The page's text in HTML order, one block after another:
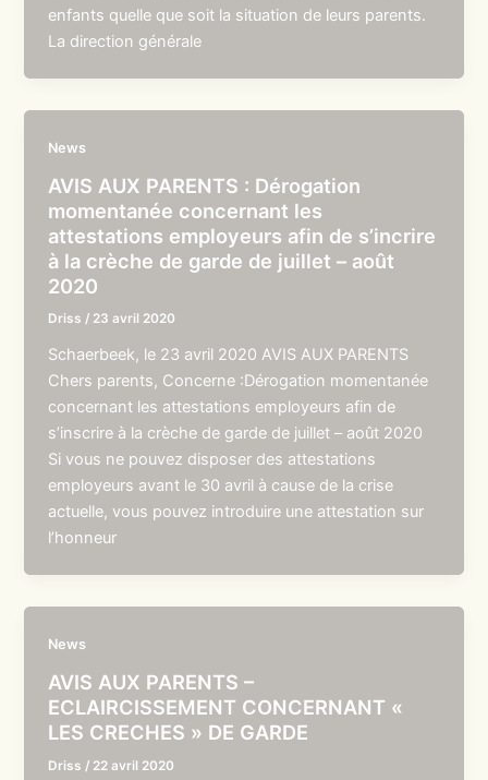
enfants quelle que soit la situation de leurs parents.
La direction générale
News
AVIS AUX PARENTS : Dérogation
momentanée concernant les
attestations employeurs afin de s’incrire
à la crèche de garde de juillet – août
2020
Driss / 23 avril 2020
Schaerbeek, le 23 avril 2020 AVIS AUX PARENTS
Chers parents, Concerne :Dérogation momentanée
concernant les attestations employeurs afin de
s’inscrire à la crèche de garde de juillet – août 2020
Si vous ne pouvez disposer des attestations
employeurs avant le 30 avril à cause de la crise
actuelle, vous pouvez introduire une attestation sur
l’honneur
News
AVIS AUX PARENTS –
ECLAIRCISSEMENT CONCERNANT «
LES CRECHES » DE GARDE
Driss / 22 avril 2020